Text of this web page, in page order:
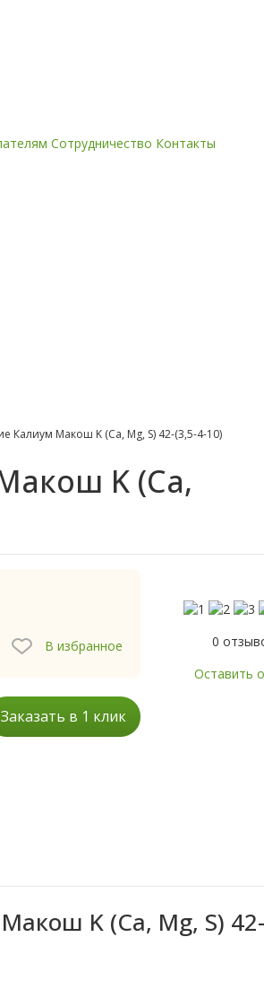
Сотрудничество Контакты
Калиум Макош K (Ca, Mg, S) 42-(3,5-4-10)
K (Ca,
В избранное
0
Оставить
Заказать в 1 клик
K (Ca, Mg, S)